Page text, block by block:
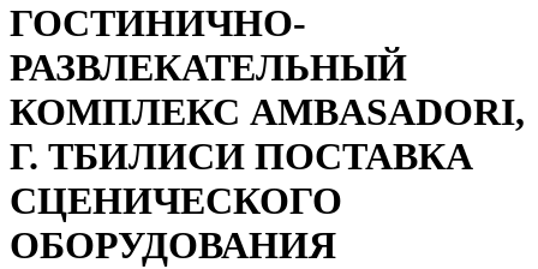
ГОСТИНИЧНО-
РАЗВЛЕКАТЕЛЬНЫЙ
КОМПЛЕКС AMBASADORI,
Г. ТБИЛИСИ ПОСТАВКА
СЦЕНИЧЕСКОГО
ОБОРУДОВАНИЯ